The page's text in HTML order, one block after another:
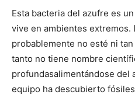
Esta bacteria del azufre es
vive en ambientes extremos.
probablemente no esté ni
tanto no tiene nombre
profundasalimentándose del
equipo ha descubierto